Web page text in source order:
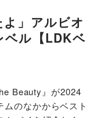
よ」アルビオ
ベル【LDKベ
Beauty』が2024
のなかからベスト